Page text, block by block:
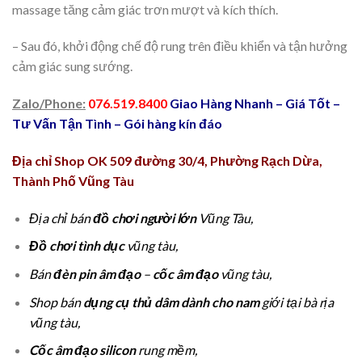
massage tăng cảm giác trơn mượt và kích thích.
– Sau đó, khởi động chế độ rung trên điều khiển và tận hưởng
cảm giác sung sướng.
Zalo/Phone: 076.519.8400 Giao Hàng Nhanh – Giá Tốt –
Tư Vấn Tận Tình – Gói hàng kín đáo
Địa chỉ Shop OK 509 đường 30/4, Phường Rạch Dừa,
Thành Phố Vũng Tàu
Địa chỉ bánđồ chơi người lớnVũng Tàu,
Đồ chơi tình dụcvũng tàu,
Bánđèn pin âm đạo– cốc âm đạovũng tàu,
Shop bándụng cụ thủ dâmdành cho namgiới tại bà rịa
vũng tàu,
Cốc âm đạo siliconrung mềm,